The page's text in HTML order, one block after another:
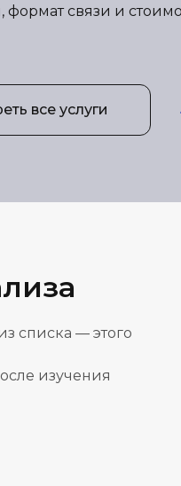
связи и
все услуги
списка — этого
изучения